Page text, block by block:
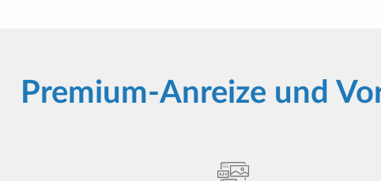
Premium-Anreize und